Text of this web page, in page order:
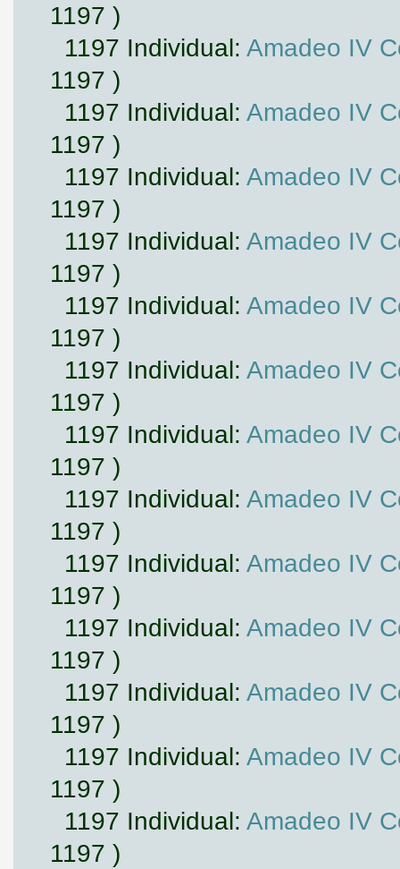
1197 )
1197 Individual: Amadeo IV
1197 )
1197 Individual: Amadeo IV
1197 )
1197 Individual: Amadeo IV
1197 )
1197 Individual: Amadeo IV
1197 )
1197 Individual: Amadeo IV
1197 )
1197 Individual: Amadeo IV
1197 )
1197 Individual: Amadeo IV
1197 )
1197 Individual: Amadeo IV
1197 )
1197 Individual: Amadeo IV
1197 )
1197 Individual: Amadeo IV
1197 )
1197 Individual: Amadeo IV
1197 )
1197 Individual: Amadeo IV
1197 )
1197 Individual: Amadeo IV
1197 )